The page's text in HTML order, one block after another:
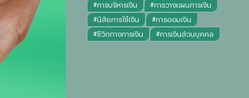
#การบริหารเงิน #การวางแผนการเงิน
#นิสัยการใช้เงิน #การออมเงิน
#ชีวิตทางการเงิน #การเงินส่วนบุคคล